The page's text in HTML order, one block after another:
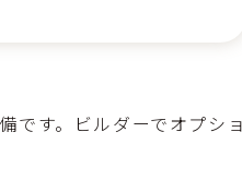
です。ビルダーでオプシ